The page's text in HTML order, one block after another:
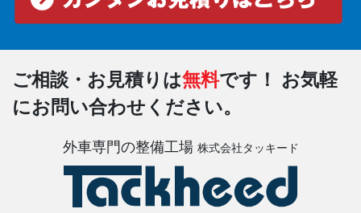
ご相談・お見積りは無料です！
お気軽
にお問い合わせください。
外車専門の整備工場 株式会社タッキード